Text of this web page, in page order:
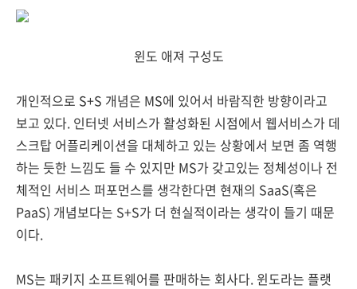
윈도 애져 구성도
개인적으로 S+S 개념은 MS에 있어서 바람직한 방향이라고
보고 있다. 인터넷 서비스가 활성화된 시점에서 웹서비스가 데
스크탑 어플리케이션을 대체하고 있는 상황에서 보면 좀 역행
하는 듯한 느낌도 들 수 있지만 MS가 갖고있는 정체성이나 전
체적인 서비스 퍼포먼스를 생각한다면 현재의 SaaS(혹은
PaaS) 개념보다는 S+S가 더 현실적이라는 생각이 들기 때문
이다.
MS는 패키지 소프트웨어를 판매하는 회사다. 윈도라는 플랫